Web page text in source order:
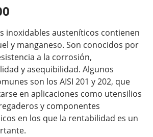
inoxidables austeníticos contienen
y manganeso. Son conocidos por
a la corrosión,
y asequibilidad. Algunos
son los AISI 201 y 202, que
en aplicaciones como utensilios
y componentes
en los que la rentabilidad es un